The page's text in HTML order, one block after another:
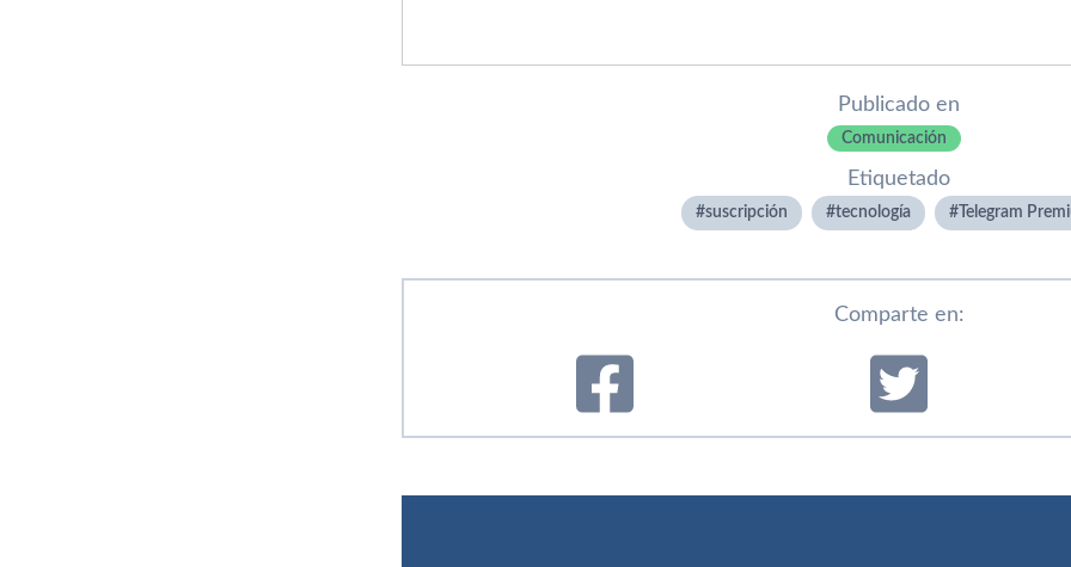
Publicado en
Comunicación
Etiquetado
suscripción tecnologí­a Telegram
Comparte en: